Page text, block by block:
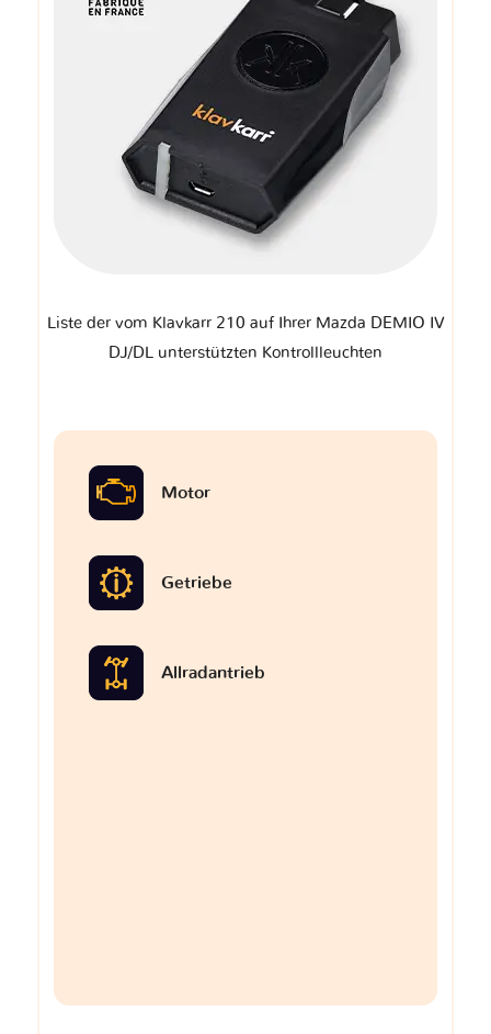
Liste der vom Klavkarr 210 auf Ihrer Mazda DEMIO IV
DJ/DL unterstützten Kontrollleuchten
Motor
Getriebe
Allradantrieb